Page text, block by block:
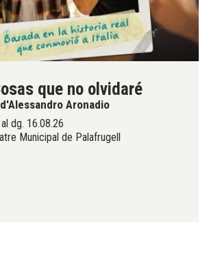
que no olvidaré
Aronadio
al dg. 16.08.26
Municipal de Palafrugell